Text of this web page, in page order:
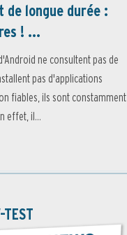
de longue durée :
! ...
ne consultent pas de
pas d'applications
fiables, ils sont constamment
effet, il...